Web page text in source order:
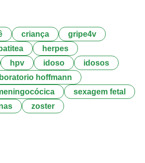
criança
gripe4v
herpes
hpv idoso
idosos
hoffmann
sexagem fetal
zoster